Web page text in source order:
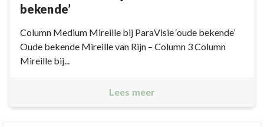
bekende’
Column Medium Mireille bij ParaVisie ‘oude bekende’
Oude bekende Mireille van Rijn – Column 3 Column
Mireille bij...
Lees meer